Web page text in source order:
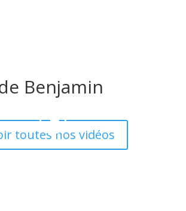
Benjamin
toutes nos vidéos